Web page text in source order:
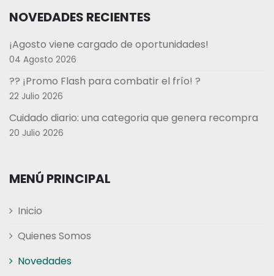
NOVEDADES RECIENTES
¡Agosto viene cargado de oportunidades!
04 Agosto 2026
?? ¡Promo Flash para combatir el frío! ?
22 Julio 2026
Cuidado diario: una categoria que genera recompra
20 Julio 2026
MENÚ PRINCIPAL
Inicio
Quienes Somos
Novedades